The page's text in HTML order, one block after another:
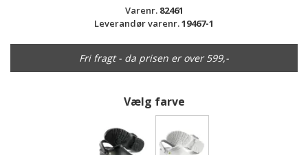
Varenr. 82461
Leverandør varenr.19467-1
Fri fragt - da prisen er over 599,-
Vælg farve